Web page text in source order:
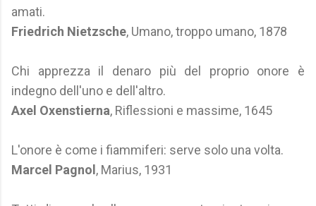
amati.
Friedrich Nietzsche, Umano, troppo umano, 1878
Chi apprezza il denaro più del proprio onore è
indegno dell'uno e dell'altro.
Axel Oxenstierna, Riflessioni e massime, 1645
L'onore è come i fiammiferi: serve solo una volta.
Marcel Pagnol , Marius, 1931